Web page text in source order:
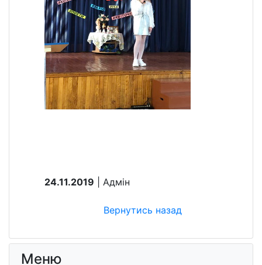
24.11.2019 | Aдмін
Вернутись назад
Меню